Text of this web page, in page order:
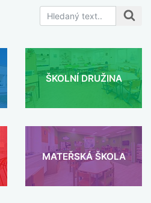
ŠKOLNÍ DRUŽINA
MATEŘSKÁ ŠKOLA